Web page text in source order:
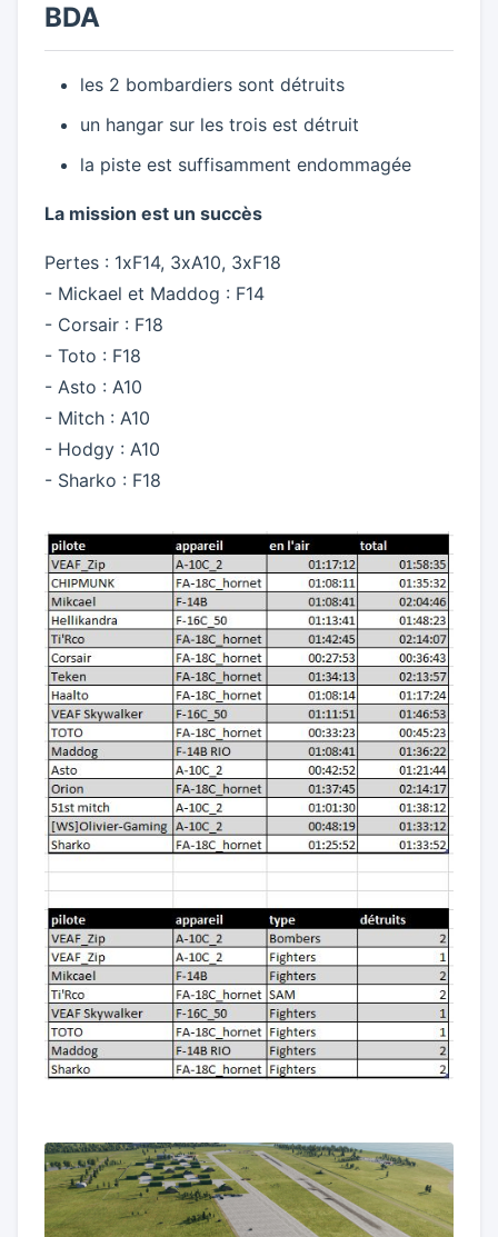
BDA
les 2 bombardiers sont détruits
un hangar sur les trois est détruit
la piste est suffisamment endommagée
La mission est un succès
Pertes : 1xF14, 3xA10, 3xF18
- Mickael et Maddog : F14
- Corsair : F18
- Toto : F18
- Asto : A10
- Mitch : A10
- Hodgy : A10
- Sharko : F18